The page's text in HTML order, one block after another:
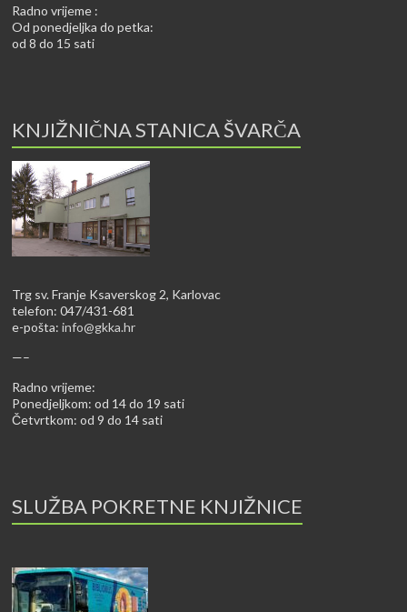
Radno vrijeme :
Od ponedjeljka do petka:
od 8 do 15 sati
KNJIŽNIČNA STANICA ŠVARČA
Trg sv. Franje Ksaverskog 2, Karlovac
telefon: 047/431-681
e-pošta:info@gkka.hr
—–
Radno vrijeme:
Ponedjeljkom: od 14 do 19 sati
Četvrtkom: od 9 do 14 sati
SLUŽBA POKRETNE KNJIŽNICE